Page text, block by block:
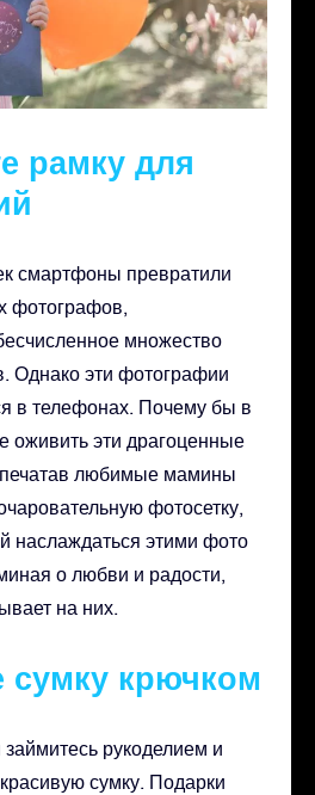
рамку для
смартфоны превратили
фотографов,
множество
Однако эти фотографии
в телефонах. Почему бы в
оживить эти драгоценные
любимые мамины
фотосетку,
наслаждаться этими фото
о любви и радости,
на них.
сумку крючком
рукоделием и
сумку. Подарки